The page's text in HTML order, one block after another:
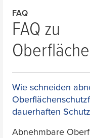
FAQ
FAQ zu
Wie schneiden
dauerhaften
Abnehmbare